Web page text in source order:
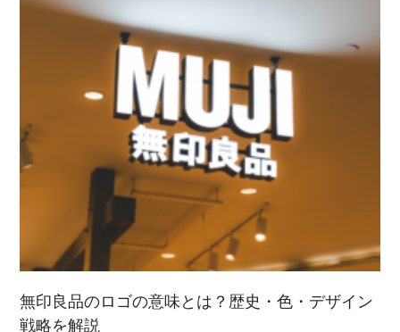
無印良品のロゴの意味とは？歴史・色・デザイン
戦略を解説